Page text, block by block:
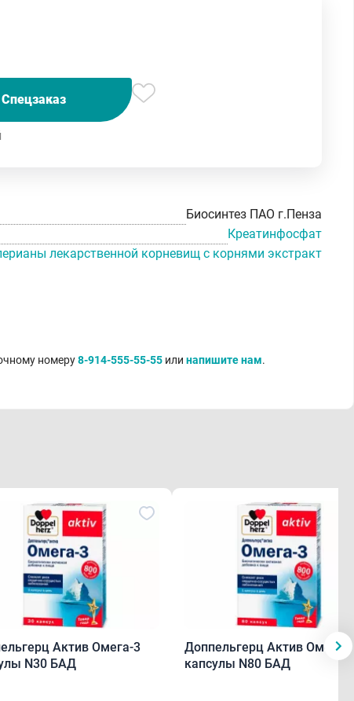
Спецзаказ
Биосинтез ПАО г.Пенза
Креатинфосфат
лекарственной корневищ с корнями экстракт
номеру8-914-555-55-55 или напишите нам.
Актив Омега-3
N30 БАД
Доппельгерц Актив Омега-3
капсулы N80 БАД